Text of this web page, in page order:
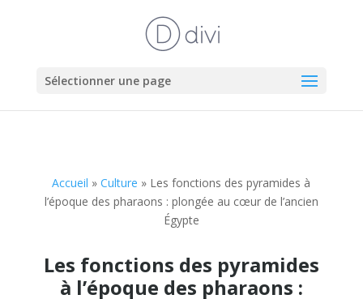
Sélectionner une page
Accueil »Culture » Les fonctions des pyramides à
l’époque des pharaons : plongée au cœur de l’ancien
Égypte
Les fonctions des pyramides
à l’époque des pharaons :